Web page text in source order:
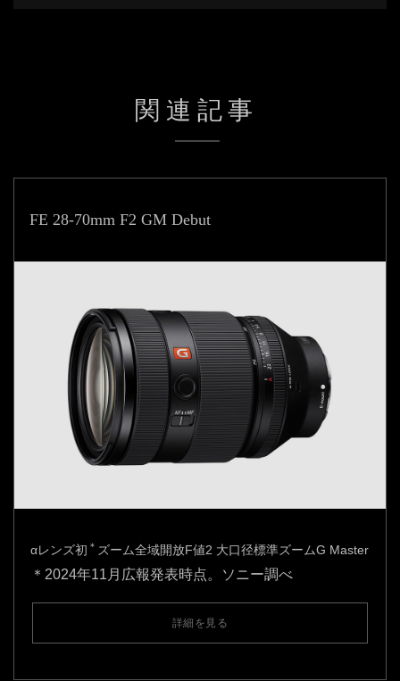
関連記事
FE 28-70mm F2 GM Debut
αレンズ初 ＊ ズーム全域開放F値2 大口径標準ズームG Master
＊2024年11月広報発表時点。ソニー調べ
詳細を見る